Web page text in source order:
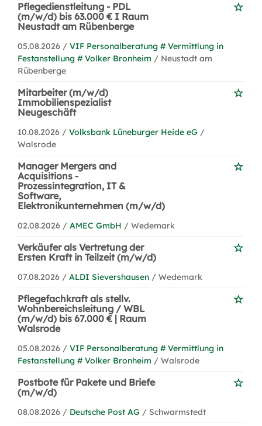
Pflegedienstleitung - PDL
(m/w/d) bis 63.000 € I Raum
Neustadt am Rübenberge
05.08.2026 / VIF Personalberatung # Vermittlung in
Festanstellung # Volker Bronheim / Neustadt am
Rübenberge
Mitarbeiter (m/w/d)
Immobilienspezialist
Neugeschäft
10.08.2026 / Volksbank Lüneburger Heide eG /
Walsrode
Manager Mergers and
Acquisitions -
Prozessintegration, IT &
Software,
Elektronikunternehmen (m/w/d)
02.08.2026 / AMEC GmbH / Wedemark
Verkäufer als Vertretung der
Ersten Kraft in Teilzeit (m/w/d)
07.08.2026 / ALDI Sievershausen / Wedemark
Pflegefachkraft als stellv.
Wohnbereichsleitung / WBL
(m/w/d) bis 67.000 € | Raum
Walsrode
05.08.2026 / VIF Personalberatung # Vermittlung in
Festanstellung # Volker Bronheim / Walsrode
Postbote für Pakete und Briefe
(m/w/d)
08.08.2026 / Deutsche Post AG / Schwarmstedt